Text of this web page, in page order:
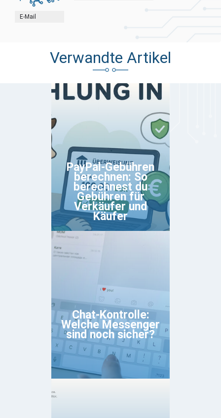
E-Mail
Verwandte Artikel
PayPal-Gebühren
berechnen: So
berechnest du
Gebühren für
Verkäufer und
Käufer
Chat-Kontrolle:
Welche Messenger
sind noch sicher?